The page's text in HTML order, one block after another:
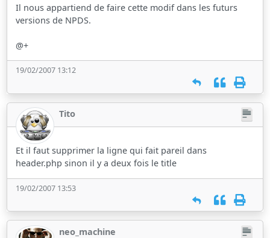
Il nous appartiend de faire cette modif dans les futurs
versions de NPDS.
@+
19/02/2007 13:12
Tito
Et il faut supprimer la ligne qui fait pareil dans
header.php sinon il y a deux fois le title
19/02/2007 13:53
neo_machine